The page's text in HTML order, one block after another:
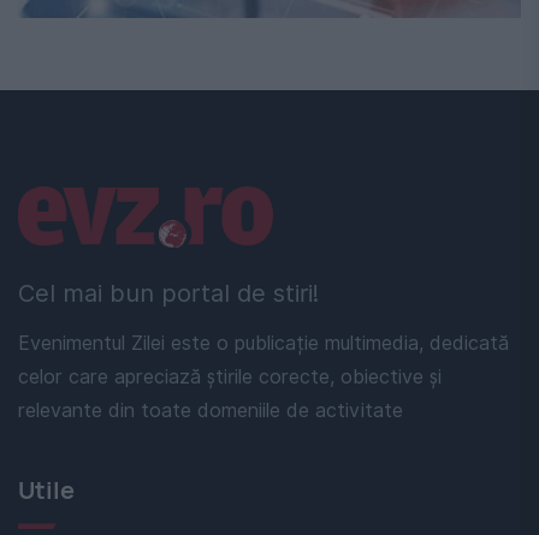
Cel mai bun portal de stiri!
Evenimentul Zilei este o publicație multimedia, dedicată
celor care apreciază știrile corecte, obiective și
relevante din toate domeniile de activitate
Linkuri utile
Utile